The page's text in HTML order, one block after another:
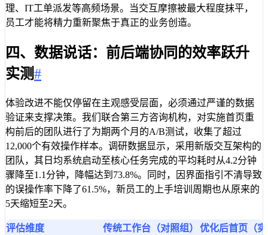
理、IT工单派发等高频场景。当交互摩擦被最大程度抹平，
员工才能将精力重新聚焦于真正的业务创造。
四、数据说话：前后端协同的效率跃升
实测#
体验改进不能仅停留在主观感受层面，必须通过严谨的数据
验证来支撑决策。我们联合第三方咨询机构，对实施首页重
构前后的团队进行了为期两个月的A/B测试，收集了超过
12,000个有效操作样本。调研数据显示，采用新版交互架构的
团队，其日均系统启动至核心任务完成的平均耗时从4.2分钟
骤降至1.1分钟，降幅达到73.8%。同时，因界面指引不清导致
的误操作率下降了61.5%，新员工的上手培训周期也从原来的
5天缩短至2天。
评估维度 传统工作台（对照组） 优化后首页（